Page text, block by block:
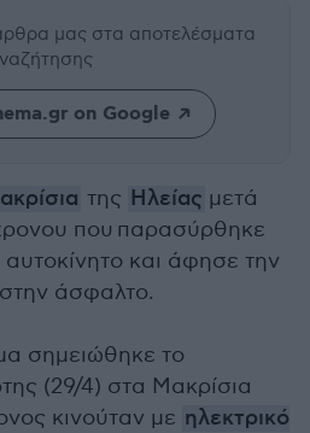
μας στα αποτελέσματα
on Google
της Ηλείας μετά
που παρασύρθηκε
αυτοκίνητο και άφησε την
άσφαλτο.
σημειώθηκε το
(29/4) στα Μακρίσια
κινούταν με ηλεκτρικό